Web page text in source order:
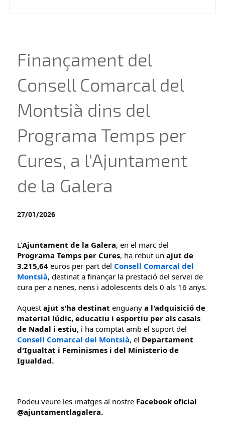
Finançament del
Consell Comarcal del
Montsià dins del
Programa Temps per
Cures, a l'Ajuntament
de la Galera
27/01/2026
L'Ajuntament de la Galera
Programa Temps per Cures, ha rebut un ajut de
3.215,64 euros per part del Consell Comarcal del
Montsià, destinat a finançar la prestació del servei de
Aquest ajut s'ha destinat enguany a l'adquisició de
material lúdic, educatiu i esportiu per als casals
de Nadal i estiu
Consell Comarcal del Montsià, el Departament
d'Igualtat i Feminismes i del Ministerio de
Igualdad.
Podeu veure les imatges al nostre Facebook oficial
@ajuntamentlagalera.